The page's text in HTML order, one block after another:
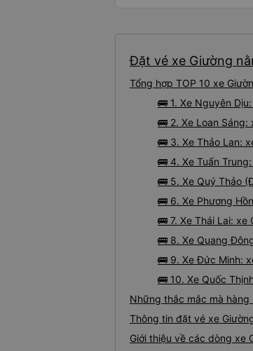
Đặt vé xe Giường
Tổng hợp TOP 10 xe
🚌 1. Xe Nguyên
🚌 2. Xe Loan
🚌 3. Xe Thảo Lan:
🚌 4. Xe Tuấn
🚌 5. Xe Quý Thảo
🚌 6. Xe Phương
🚌 7. Xe Thái Lai:
🚌 8. Xe Quang
🚌 9. Xe Đức Minh:
🚌 10. Xe Quốc
Những thắc mắc mà
Thông tin đặt vé xe
Giới thiệu về các dòng xe